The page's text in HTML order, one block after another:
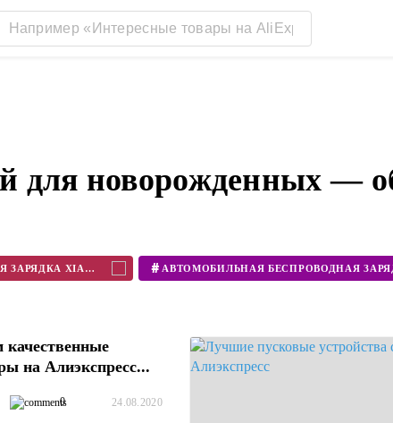
для новорожденных —
АВТОМОБИЛЬНАЯ ЗАРЯДКА XIAOMI #
качественные
на Алиэкспресс...
0 24.08.2020